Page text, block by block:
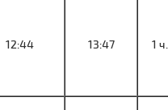
12:44 13:47 1